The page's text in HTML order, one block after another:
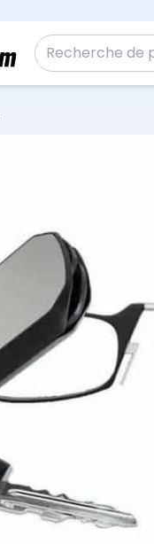
Recherche pour :